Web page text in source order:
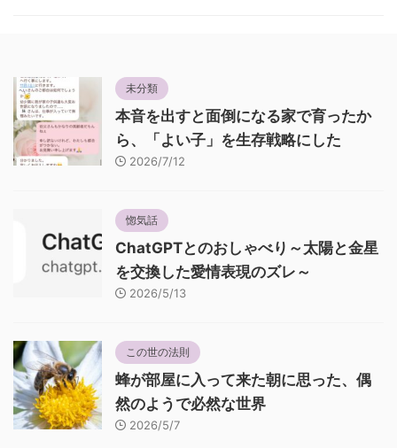
未分類
本音を出すと面倒になる家で育ったか
ら、「よい子」を生存戦略にした
2026/7/12
惚気話
ChatGPTとのおしゃべり～太陽と金星
を交換した愛情表現のズレ～
2026/5/13
この世の法則
蜂が部屋に入って来た朝に思った、偶
然のようで必然な世界
2026/5/7